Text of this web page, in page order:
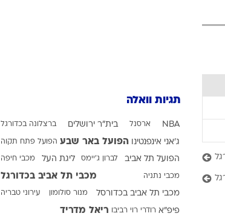
ענפים נוספים
לוח שידורים
החידה של ספורט1
ארכיון מדורים מחוץ לקווים
4-4-2 כתבו לנו
תגיות וואלה
NBA ארסנל בית"ר ירושלים ברצלונה בכדורגל
ג'אני אינפנטינו הפועל באר שבע הפועל פתח תקוה
הפועל תל אביב לברון ג'יימס ליגת העל מכבי חיפה
מכבי נתניה מכבי תל אביב בכדורגל
מכבי תל אביב בכדורסל מנור סולומון עירוני טבריה
פיפ"א רודרי רוי רביבו ריאל מדריד